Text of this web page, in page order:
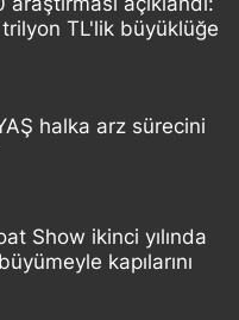
TL'lik büyüklüğe
halka arz sürecini
Show ikinci yılında
kapılarını